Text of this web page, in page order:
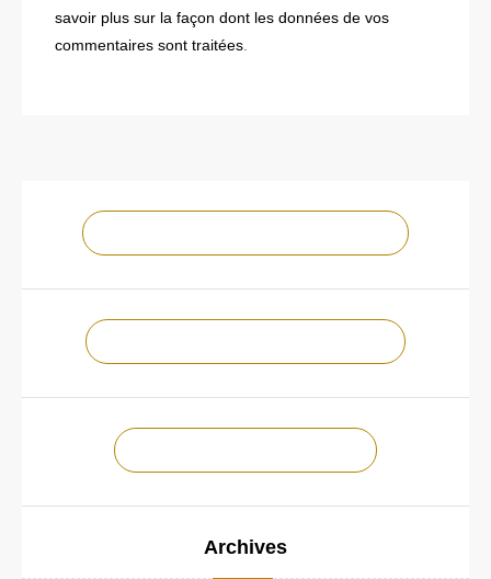
savoir plus sur la façon dont les données de vos
commentaires sont traitées
Archives